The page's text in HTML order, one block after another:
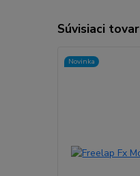
Súvisiaci tovar
Novinka